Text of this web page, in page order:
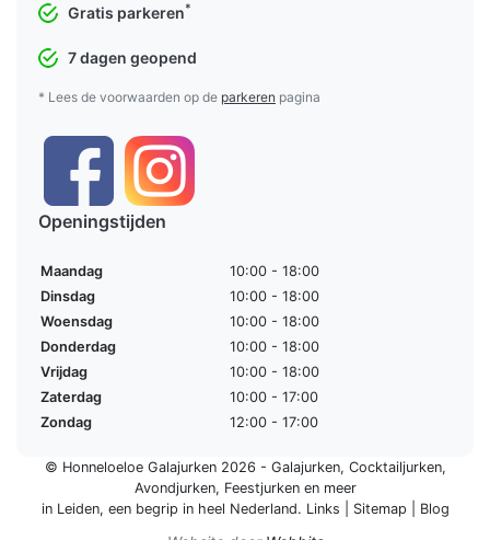
Gratis parkeren*
7 dagen geopend
* Lees de voorwaarden op de parkeren pagina
Openingstijden
Maandag
10:00 - 18:00
Dinsdag
10:00 - 18:00
Woensdag
10:00 - 18:00
Donderdag
10:00 - 18:00
Vrijdag
10:00 - 18:00
Zaterdag
10:00 - 17:00
Zondag
12:00 - 17:00
© Honneloeloe Galajurken 2026 - Galajurken, Cocktailjurken,
Avondjurken, Feestjurkenen meer
in Leiden, een begrip in heel Nederland. Links Sitemap Blog